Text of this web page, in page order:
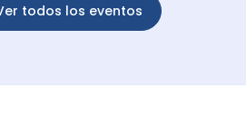
todos los eventos